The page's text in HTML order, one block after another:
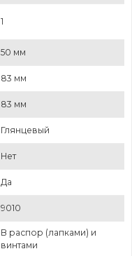
1
50 мм
83 мм
83 мм
Глянцевый
Нет
Да
9010
В распор (лапками) и
винтами